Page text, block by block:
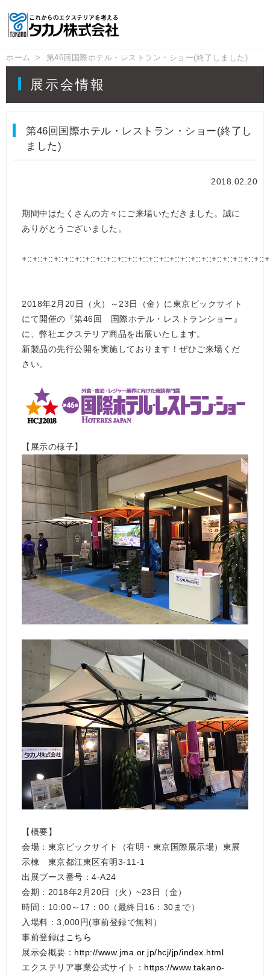
ホーム 第46回国際ホテル・レストラン・ショー(終了しました)
展示会情報
第46回国際ホテル・レストラン・ショー(終了し
ました)
2018.02.20
期間中はたくさんの方々にご来場いただきました。誠に
ありがとうございました。
2018年2月20日（火）～23日（金）に東京ビックサイト
にて開催の『第46回 国際ホテル・レストランショー』
に、弊社エクステリア商品を出展いたします。
新製品の先行公開を実施しております！ぜひご来場くだ
さい。
【展示の様子】
【概要】
会場：東京ビックサイト（有明・東京国際展示場）東展
示棟 東京都江東区有明3-11-1
出展ブース番号：4-A24
会期：2018年2月20日（火）~23日（金）
時間：10:00～17：00（最終日16：30まで）
入場料：3,000円(事前登録で無料）
事前登録はこちら
展示会概要： http://www.jma.or.jp/hcj/jp/index.html
エクステリア事業公式サイト： https://www.takano-